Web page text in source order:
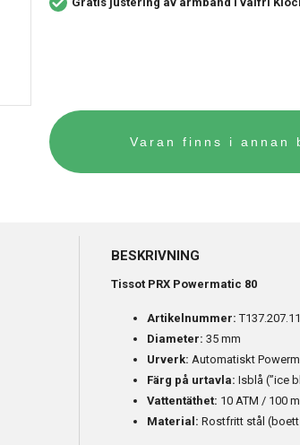
BESKRIVNING
Tissot PRX Powermatic 80
Artikelnummer:
Diameter: 35 mm
Urverk: Automatiskt
Färg på urtavla: Isblå (”ice
Vattentäthet: 10 ATM / 100 m
Material: Rostfritt stål